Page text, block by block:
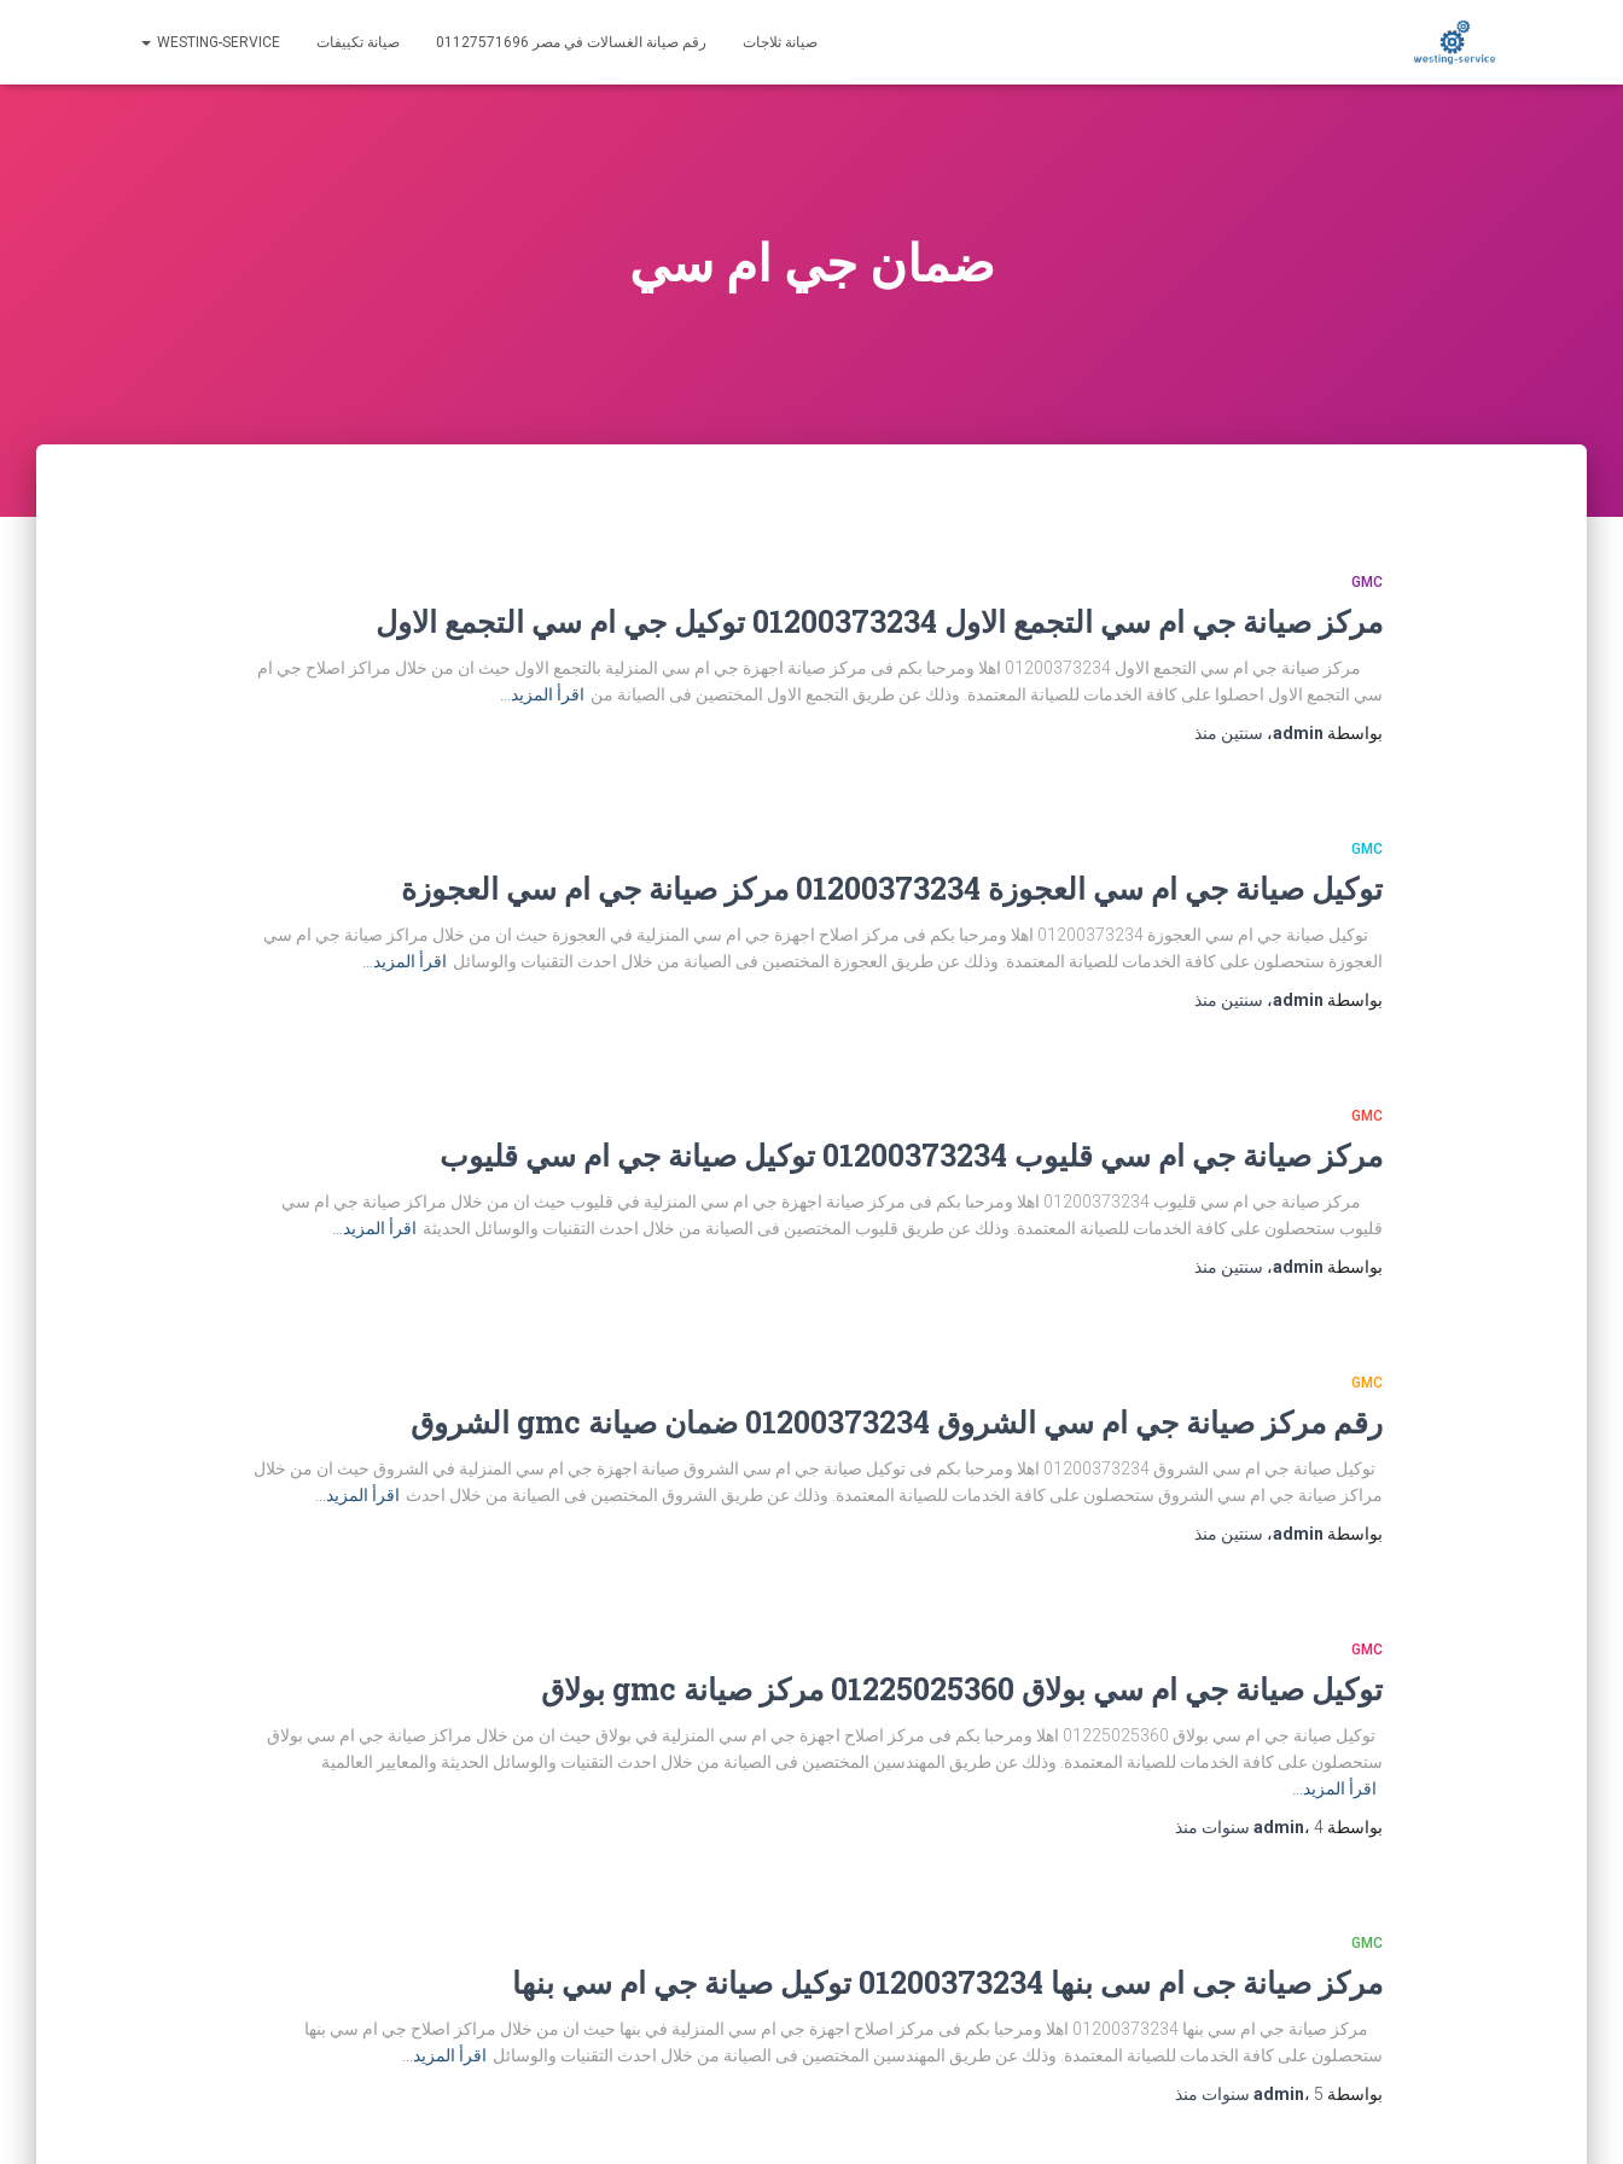
صيانة ثلاجات رقم صيانة الغسالات في مصر 01127571696 صيانة تكييفات WESTING-SERVICE
ضمان جي ام سي
GMC
مركز صيانة جي ام سي التجمع الاول 01200373234 توكيل جي ام سي التجمع الاول
مركز صيانة جي ام سي التجمع الاول 01200373234 اهلا ومرحبا بكم فى مركز صيانة اجهزة جي ام سي المنزلية بالتجمع الاول حيث ان من خلال مراكز اصلاح جي ام
سي التجمع الاول احصلوا على كافة الخدمات للصيانة المعتمدة. وذلك عن طريق التجمع الاول المختصين فى الصيانة من اقرأ المزيد…
بواسطة admin، سنتين منذ
GMC
توكيل صيانة جي ام سي العجوزة 01200373234 مركز صيانة جي ام سي العجوزة
توكيل صيانة جي ام سي العجوزة 01200373234 اهلا ومرحبا بكم فى مركز اصلاح اجهزة جي ام سي المنزلية في العجوزة حيث ان من خلال مراكز صيانة جي ام سي
العجوزة ستحصلون على كافة الخدمات للصيانة المعتمدة. وذلك عن طريق العجوزة المختصين فى الصيانة من خلال احدث التقنيات والوسائل اقرأ المزيد…
بواسطة admin، سنتين منذ
GMC
مركز صيانة جي ام سي قليوب 01200373234 توكيل صيانة جي ام سي قليوب
مركز صيانة جي ام سي قليوب 01200373234 اهلا ومرحبا بكم فى مركز صيانة اجهزة جي ام سي المنزلية في قليوب حيث ان من خلال مراكز صيانة جي ام سي
قليوب ستحصلون على كافة الخدمات للصيانة المعتمدة. وذلك عن طريق قليوب المختصين فى الصيانة من خلال احدث التقنيات والوسائل الحديثة اقرأ المزيد…
بواسطة admin، سنتين منذ
GMC
رقم مركز صيانة جي ام سي الشروق 01200373234 ضمان صيانة gmc الشروق
توكيل صيانة جي ام سي الشروق 01200373234 اهلا ومرحبا بكم فى توكيل صيانة جي ام سي الشروق صيانة اجهزة جي ام سي المنزلية في الشروق حيث ان من خلال
مراكز صيانة جي ام سي الشروق ستحصلون على كافة الخدمات للصيانة المعتمدة. وذلك عن طريق الشروق المختصين فى الصيانة من خلال احدث اقرأ المزيد…
بواسطة admin، سنتين منذ
GMC
توكيل صيانة جي ام سي بولاق 01225025360 مركز صيانة gmc بولاق
توكيل صيانة جي ام سي بولاق 01225025360 اهلا ومرحبا بكم فى مركز اصلاح اجهزة جي ام سي المنزلية في بولاق حيث ان من خلال مراكز صيانة جي ام سي بولاق
ستحصلون على كافة الخدمات للصيانة المعتمدة. وذلك عن طريق المهندسين المختصين فى الصيانة من خلال احدث التقنيات والوسائل الحديثة والمعايير العالمية
اقرأ المزيد…
بواسطة
admin، 4 سنوات منذ
GMC
مركز صيانة جى ام سى بنها 01200373234 توكيل صيانة جي ام سي بنها
مركز صيانة جي ام سي بنها 01200373234 اهلا ومرحبا بكم فى مركز اصلاح اجهزة جي ام سي المنزلية في بنها حيث ان من خلال مراكز اصلاح جي ام سي بنها
ستحصلون على كافة الخدمات للصيانة المعتمدة. وذلك عن طريق المهندسين المختصين فى الصيانة من خلال احدث التقنيات والوسائل اقرأ المزيد…
بواسطة
admin، 5 سنوات منذ